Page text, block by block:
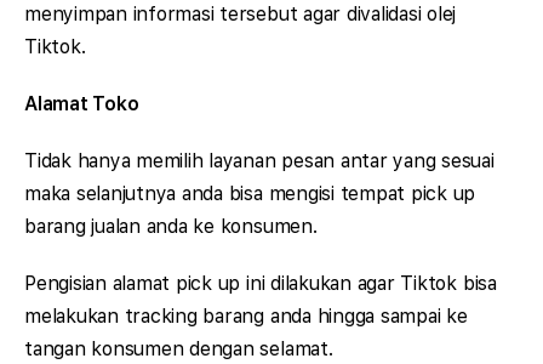
menyimpan informasi tersebut agar divalidasi olej
Tiktok.
Alamat Toko
Tidak hanya memilih layanan pesan antar yang sesuai
maka selanjutnya anda bisa mengisi tempat pick up
barang jualan anda ke konsumen.
Pengisian alamat pick up ini dilakukan agar Tiktok bisa
melakukan tracking barang anda hingga sampai ke
tangan konsumen dengan selamat.